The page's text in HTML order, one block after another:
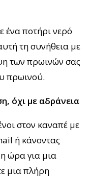
ένα ποτήρι νερό
τη συνήθεια με
των πρωινών σας
πρωινού.
όχι με αδράνεια
στον καναπέ με
ή κάνοντας
ώρα για μια
μια πλήρη